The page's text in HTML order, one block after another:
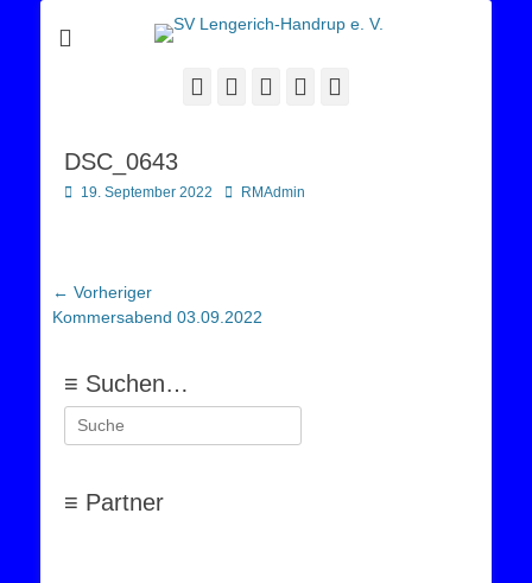
SV Lengerich-
Handrup e. V.
Sportverein Lengerich Handrup
Facebook
Twitter YouTube
DSC_0643
Posted
19. September 2022 AutorRMAdmin
Beitragsnavigation
← Vorheriger
Vorheriger
Kommersabend 03.09.2022
≡ Suchen…
Suchen
nach:
≡ Partner